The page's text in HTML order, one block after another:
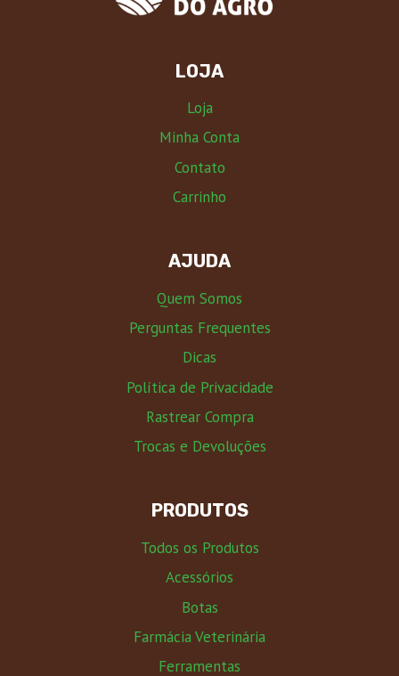
LOJA
Loja
Minha Conta
Contato
Carrinho
AJUDA
Quem Somos
Perguntas Frequentes
Dicas
Política de Privacidade
Rastrear Compra
Trocas e Devoluções
PRODUTOS
Todos os Produtos
Acessórios
Botas
Farmácia Veterinária
Ferramentas